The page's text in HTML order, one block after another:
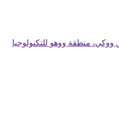
ووكي، منطقة ووهو للتكنولوجيا